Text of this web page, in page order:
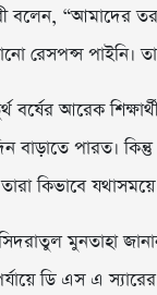
বলেন, “আমাদের
রেসপন্স পাইনি।
বর্ষের আরেক
বাড়াতে পারত।
তারা কিভাবে
সিদরাতুল মুনতাহা
ডি এস এ